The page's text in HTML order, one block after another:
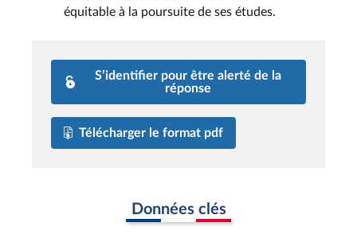
équitable à la poursuite de ses études.
S’identifier pour être alerté de la
réponse
Télécharger le format pdf
Données clés